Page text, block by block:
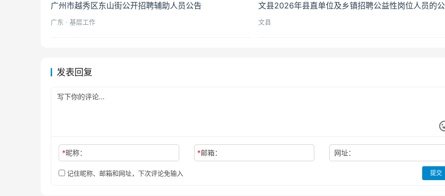
广州市越秀区东山街公开招聘辅助人员公告
广东 · 基层工作
文县2026年县直单位及乡镇招聘公益性岗位人员的
文县
发表回复
*昵称： *邮箱： 网址：
记住昵称、邮箱和网址，下次评论免输入 提交